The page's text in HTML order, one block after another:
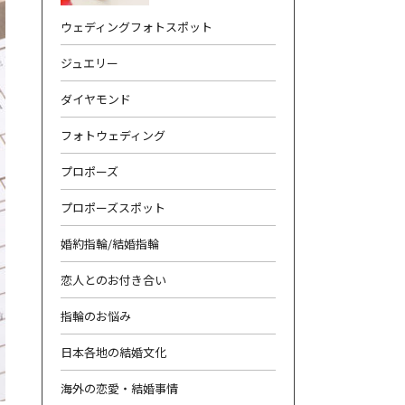
せ プライバシーポリシー
ウェディングフォトスポット
ジュエリー
ダイヤモンド
フォトウェディング
プロポーズ
プロポーズスポット
婚約指輪/結婚指輪
恋人とのお付き合い
指輪のお悩み
日本各地の結婚文化
海外の恋愛・結婚事情